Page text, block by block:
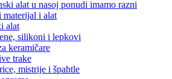
alat
silikoni i lepkovi
keramičare
trake
mistrije i špahtle